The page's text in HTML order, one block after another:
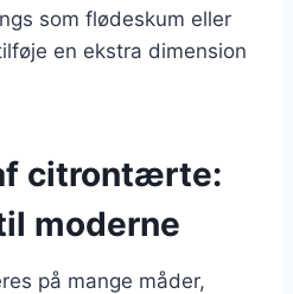
som flødeskum eller
en ekstra dimension
citrontærte:
moderne
på mange måder,